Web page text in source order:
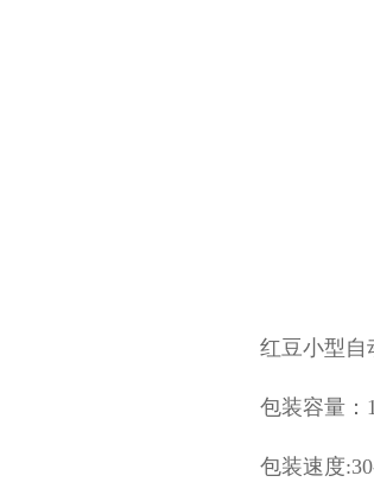
红豆小型自
包装容量：
包装速度